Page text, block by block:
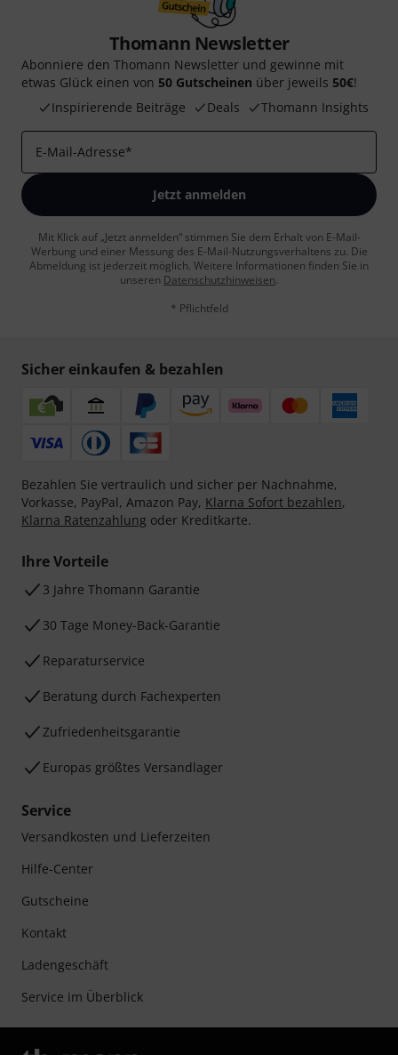
Thomann Newsletter
Abonniere den Thomann Newsletter und gewinne mit
etwas Glück einen von 50 Gutscheinen über jeweils 50€!
Inspirierende Beiträge
Deals Thomann Insights
E-Mail-Adresse*
Jetzt anmelden
Mit Klick auf „Jetzt anmelden“ stimmen Sie dem Erhalt von E-Mail-
Werbung und einer Messung des E-Mail-Nutzungsverhaltens zu. Die
Abmeldung ist jederzeit möglich. Weitere Informationen finden Sie in
unseren Datenschutzhinweisen.
* Pflichtfeld
Sicher einkaufen & bezahlen
Bezahlen Sie vertraulich und sicher per Nachnahme,
Vorkasse, PayPal, Amazon Pay, Klarna Sofort bezahlen,
Klarna Ratenzahlung oder Kreditkarte.
Ihre Vorteile
3 Jahre Thomann Garantie
30 Tage Money-Back-Garantie
Reparaturservice
Beratung durch Fachexperten
Zufriedenheitsgarantie
Europas größtes Versandlager
Service
Versandkosten und Lieferzeiten
Hilfe-Center
Gutscheine
Kontakt
Ladengeschäft
Service im Überblick